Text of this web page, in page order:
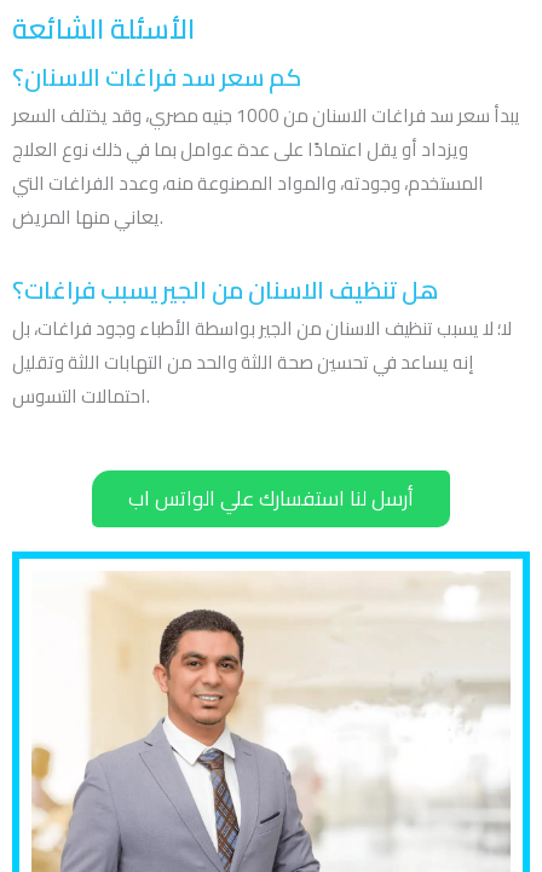
الأسئلة الشائعة
كم سعر سد فراغات الاسنان؟
يبدأ سعر سد فراغات الاسنان من 1000 جنيه مصري، وقد يختلف السعر
ويزداد أو يقل اعتمادًا على عدة عوامل بما في ذلك نوع العلاج
المستخدم، وجودته، والمواد المصنوعة منه، وعدد الفراغات التي
يعاني منها المريض.
هل تنظيف الاسنان من الجير يسبب فراغات؟
لا؛ لا يسبب تنظيف الاسنان من الجير بواسطة الأطباء وجود فراغات، بل
إنه يساعد في تحسين صحة اللثة والحد من التهابات اللثة وتقليل
احتمالات التسوس.
أرسل لنا استفسارك علي الواتس اب